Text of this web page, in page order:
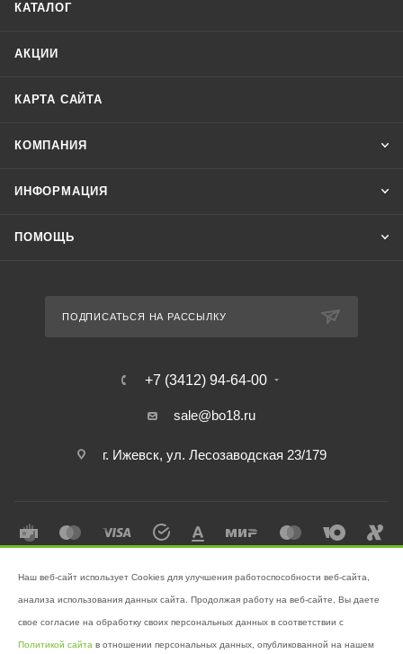
КАТАЛОГ
АКЦИИ
КАРТА САЙТА
КОМПАНИЯ
ИНФОРМАЦИЯ
ПОМОЩЬ
ПОДПИСАТЬСЯ НА РАССЫЛКУ
+7 (3412) 94-64-00
sale@bo18.ru
г. Ижевск, ул. Лесозаводская 23/179
поддержании чистоты!
Наш веб-сайт использует Cookies для улучшения работоспособности веб-сайта,
анализа использования данных сайта. Продолжая работу на веб-сайте, Вы даете
свое согласие на обработку своих персональных данных в соответствии с
Политикой сайта в отношении персональных данных, опубликованной на нашем